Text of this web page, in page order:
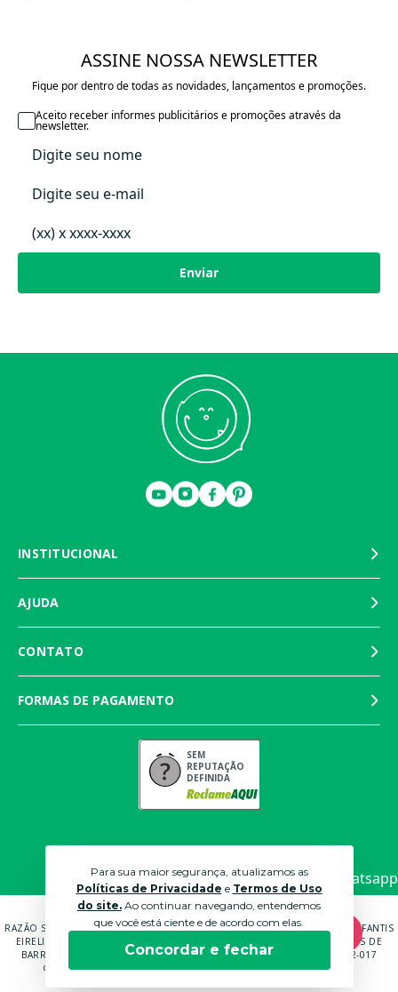
Para sua maior segurança, atualizamos as
Políticas de Privacidade e Termos de Uso
do site. Ao continuar navegando, entendemos
que você está ciente e de acordo com elas.
Concordar e fechar
ASSINE NOSSA NEWSLETTER
Fique por dentro de todas as novidades, lançamentos e promoções.
Enviar
Aceito receber informes publicitários e promoções através da
newsletter.
INSTITUCIONAL
AJUDA
CONTATO
FORMAS DE PAGAMENTO
SEM
REPUTAÇÃO
DEFINIDA
RAZÃO SOCIAL: MARTINS PANTALEÃO COMÉRCIO DE MÓVEIS E ROUPAS INFANTIS
EIRELI EPP CNPJ: 04.591.672/0001-70 ENDEREÇO: RUA ANTÔNIO CARLOS DE
BARROS BRUNI, 232, QUADRA B LOTE 14 SOROCABA - SP - CEP: 18052-017
© 2021 LOJAS BICHO PAPÃO. TODOS OS DIREITOS RESERVADOS.